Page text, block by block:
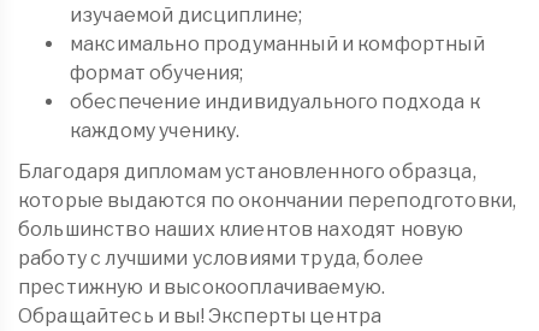
изучаемой дисциплине;
максимально продуманный и комфортный
формат обучения;
обеспечение индивидуального подхода к
каждому ученику.
Благодаря дипломам установленного образца,
которые выдаются по окончании переподготовки,
большинство наших клиентов находят новую
работу с лучшими условиями труда, более
престижную и высокооплачиваемую.
Обращайтесь и вы! Эксперты центра